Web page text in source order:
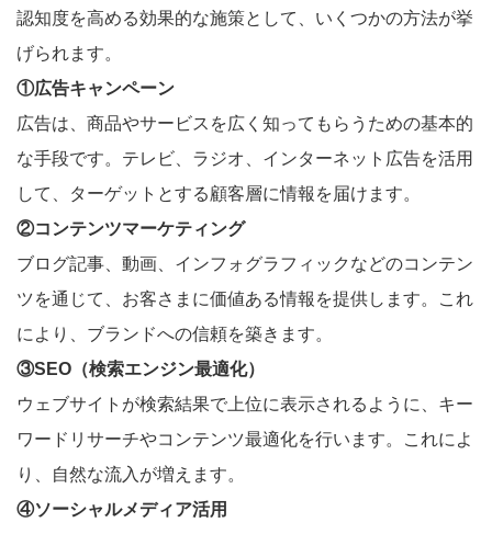
認知度を高める効果的な施策として、いくつかの方法が挙
げられます。
①広告キャンペーン
広告は、商品やサービスを広く知ってもらうための基本的
な手段です。テレビ、ラジオ、インターネット広告を活用
して、ターゲットとする顧客層に情報を届けます。
②コンテンツマーケティング
ブログ記事、動画、インフォグラフィックなどのコンテン
ツを通じて、お客さまに価値ある情報を提供します。これ
により、ブランドへの信頼を築きます。
③SEO（検索エンジン最適化）
ウェブサイトが検索結果で上位に表示されるように、キー
ワードリサーチやコンテンツ最適化を行います。これによ
り、自然な流入が増えます。
④ソーシャルメディア活用